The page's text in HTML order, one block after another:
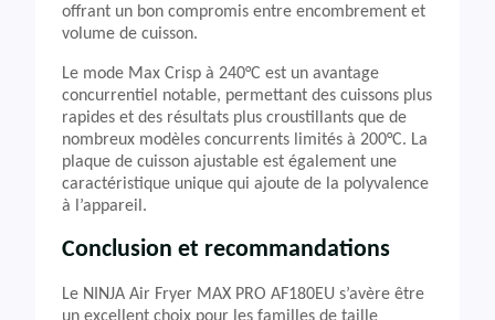
offrant un bon compromis entre encombrement et
volume de cuisson.
Le mode Max Crisp à 240°C est un avantage
concurrentiel notable, permettant des cuissons plus
rapides et des résultats plus croustillants que de
nombreux modèles concurrents limités à 200°C. La
plaque de cuisson ajustable est également une
caractéristique unique qui ajoute de la polyvalence
à l’appareil.
Conclusion et recommandations
Le NINJA Air Fryer MAX PRO AF180EU s’avère être